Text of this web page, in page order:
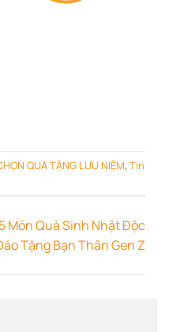
QUÀ TẶNG LƯU NIỆM, Tin
5 Món Quà Sinh Nhật Độc
Tặng Bạn Thân Gen Z